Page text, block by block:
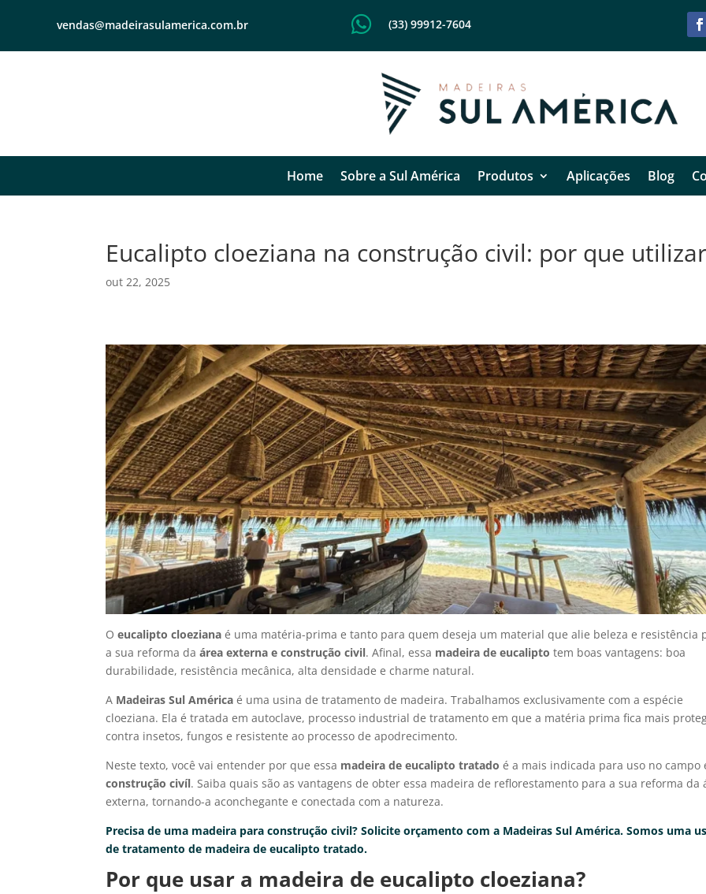
vendas@madeirasulamerica.com.br  (33) 99912-7604
Home Sobre a Sul América Produtos Aplicações Blog
Eucalipto cloeziana na construção civil: por que
out 22, 2025
Oeucalipto cloeziana é uma matéria-prima e tanto para quem deseja um material que alie beleza e resistência
a sua reforma daárea externa e construção civil. Afinal, essa madeira de eucalipto tem boas vantagens: boa
durabilidade, resistência mecânica, alta densidade e charme natural.
A Madeiras Sul América é uma usina de tratamento de madeira. Trabalhamos exclusivamente com a espécie
cloeziana. Ela é tratada em autoclave, processo industrial de tratamento em que a matéria prima fica mais
contra insetos, fungos e resistente ao processo de apodrecimento.
Neste texto, você vai entender por que essa madeira de eucalipto tratadoé a mais indicada para uso no campo
construção civíl. Saiba quais são as vantagens de obter essa madeira de reflorestamento para a sua reforma da
externa, tornando-a aconchegante e conectada com a natureza.
Precisa de uma madeira para construção civil? Solicite orçamento com a Madeiras Sul América. Somos uma
de tratamento de madeira de eucalipto tratado.
Por que usar a madeira de eucalipto cloeziana?